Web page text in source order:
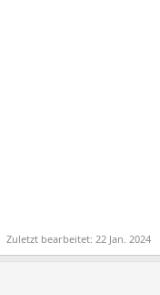
Zuletzt bearbeitet: 22 Jan. 2024